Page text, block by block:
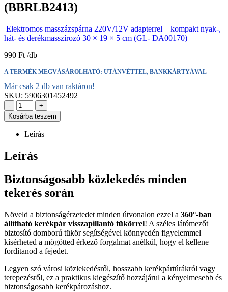
(BBRLB2413)
Elektromos masszázspárna 220V/12V adapterrel – kompakt nyak-,
hát- és derékmasszírozó 30 × 19 × 5 cm (GL- DA00170)
990 Ft
A TERMÉK MEGVÁSÁROLHATÓ: UTÁNVÉTTEL, BANKKÁRTYÁVAL
Már csak 2 db van raktáron!
SKU: 5906301452492
-
+
Kosárba teszem
Leírás
Leírás
Biztonságosabb közlekedés minden
tekerés során
Növeld a biztonságérzetedet minden útvonalon ezzel a 360°-ban
állítható kerékpár visszapillantó tükörrel! A széles látómezőt
biztosító domború tükör segítségével könnyedén figyelemmel
kísérheted a mögötted érkező forgalmat anélkül, hogy el kellene
fordítanod a fejedet.
Legyen szó városi közlekedésről, hosszabb kerékpártúrákról vagy
terepezésről, ez a praktikus kiegészítő hozzájárul a kényelmesebb és
biztonságosabb kerékpározáshoz.